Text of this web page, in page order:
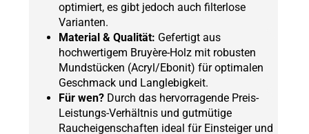
optimiert, es gibt jedoch auch filterlose
Varianten.
Material & Qualität: Gefertigt aus
hochwertigem Bruyère-Holz mit robusten
Mundstücken (Acryl/Ebonit) für optimalen
Geschmack und Langlebigkeit.
Für wen?Durch das hervorragende Preis-
Leistungs-Verhältnis und gutmütige
Raucheigenschaften ideal für Einsteiger und